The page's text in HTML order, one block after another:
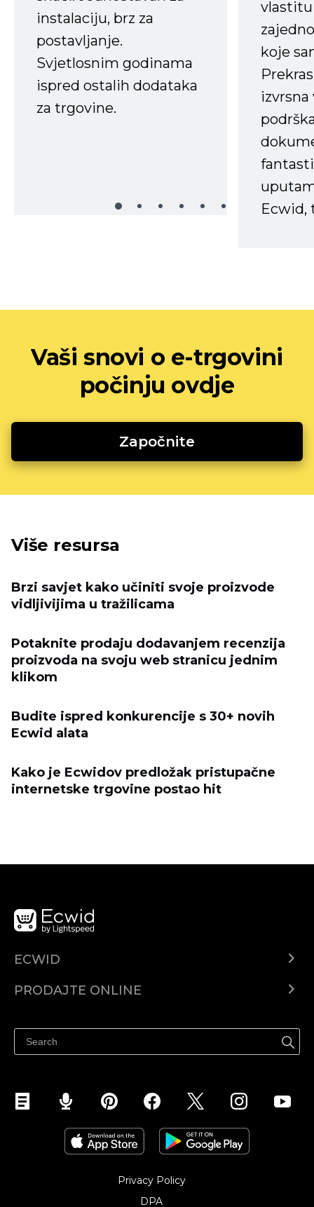
instalaciju, brz za
postavljanje.
Svjetlosnim godinama
ispred ostalih dodataka
za trgovine.
koje
Ecwid,
Vaši snovi o e-trgovini
počinju ovdje
Započnite
Više resursa
Brzi savjet kako učiniti svoje proizvode
vidljivijima u tražilicama
Potaknite prodaju dodavanjem recenzija
proizvoda na svoju web stranicu jednim
klikom
Budite ispred konkurencije s 30+ novih
Ecwid alata
Kako je Ecwidov predložak pristupačne
internetske trgovine postao hit
ECWID
PRODAJTE ONLINE
Privacy Policy
DPA